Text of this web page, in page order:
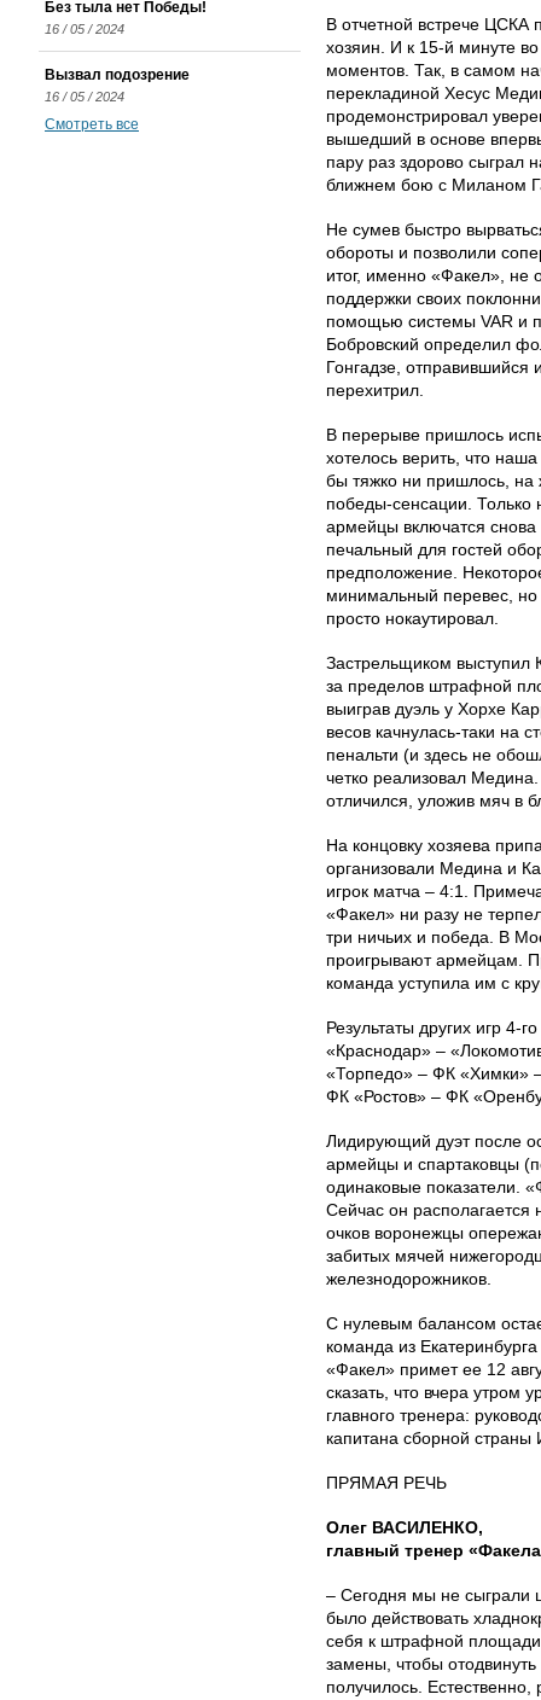
В отчетной встрече ЦСКА
хозяин. И к 15-й минуте
моментов. Так, в самом
перекладиной Хесус
продемонстрировал
вышедший в основе
пару раз здорово сыграл
ближнем бою с Миланом
Не сумев быстро
обороты и позволили
итог, именно «Факел», не
поддержки своих
помощью системы VAR и
Бобровский определил
Гонгадзе, отправившийся
перехитрил.
В перерыве пришлось
хотелось верить, что
бы тяжко ни пришлось, на
победы-сенсации. Только
армейцы включатся
печальный для гостей
предположение.
минимальный перевес, но
просто нокаутировал.
Застрельщиком выступил
за пределов штрафной
выиграв дуэль у Хорхе
весов качнулась-таки на
пенальти (и здесь не
четко реализовал
отличился, уложив мяч в
На концовку хозяева
организовали Медина и
игрок матча – 4:1.
«Факел» ни разу не
три ничьих и победа. В
проигрывают армейцам.
команда уступила им с
Результаты других игр 4-
«Краснодар» –
«Торпедо» – ФК «Химки»
ФК «Ростов» – ФК
Лидирующий дуэт после
армейцы и спартаковцы
одинаковые показатели.
Сейчас он располагается
очков воронежцы
забитых мячей
железнодорожников.
С нулевым балансом
команда из
«Факел» примет ее 12
сказать, что вчера утром
главного тренера:
капитана сборной
ПРЯМАЯ РЕЧЬ
Олег ВАСИЛЕНКО,
главный тренер
– Сегодня мы не сыграли
было действовать
себя к штрафной
замены, чтобы
получилось.
Без тыла нет Победы!
16 / 05 / 2024
Вызвал подозрение
16 / 05 / 2024
Смотреть все